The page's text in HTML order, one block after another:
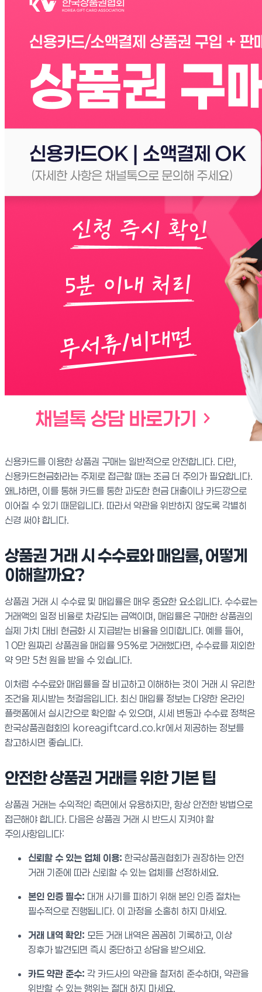
신용카드를 이용한 상품권 구매는 일반적으로 안전합니다. 다만,
신용카드현금화라는 주제로 접근할 때는 조금 더 주의가 필요합니다.
왜냐하면, 이를 통해 카드를 통한 과도한 현금 대출이나 카드깡으로
이어질 수 있기 때문입니다. 따라서 약관을 위반하지 않도록 각별히
신경 써야 합니다.
상품권 거래 시 수수료와 매입률, 어떻게
이해할까요?
상품권 거래 시 수수료 및 매입률은 매우 중요한 요소입니다. 수수료는
거래액의 일정 비율로 차감되는 금액이며, 매입률은 구매한 상품권의
실제 가치 대비 현금화 시 지급받는 비율을 의미합니다. 예를 들어,
10만 원짜리 상품권을 매입률 95%로 거래했다면, 수수료를 제외한
약 9만 5천 원을 받을 수 있습니다.
이처럼 수수료와 매입률을 잘 비교하고 이해하는 것이 거래 시 유리한
조건을 제시받는 첫걸음입니다. 최신 매입률 정보는 다양한 온라인
플랫폼에서 실시간으로 확인할 수 있으며, 시세 변동과 수수료 정책은
한국상품권협회의 koreagiftcard.co.kr에서 제공하는 정보를
참고하시면 좋습니다.
안전한 상품권 거래를 위한 기본 팁
상품권 거래는 수익적인 측면에서 유용하지만, 항상 안전한 방법으로
접근해야 합니다. 다음은 상품권 거래 시 반드시 지켜야 할
주의사항입니다:
신뢰할 수 있는 업체 이용: 한국상품권협회가 권장하는 안전
거래 기준에 따라 신뢰할 수 있는 업체를 선정하세요.
본인 인증 필수: 대개 사기를 피하기 위해 본인 인증 절차는
필수적으로 진행됩니다. 이 과정을 소홀히 하지 마세요.
거래 내역 확인: 모든 거래 내역은 꼼꼼히 기록하고, 이상
징후가 발견되면 즉시 중단하고 상담을 받으세요.
카드 약관 준수: 각 카드사의 약관을 철저히 준수하며, 약관을
위반할 수 있는 행위는 절대 하지 마세요.